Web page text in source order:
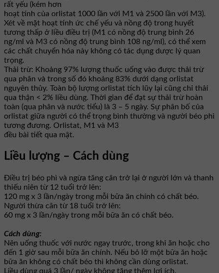
rất yếu (kém hơn
hoạt tính của orlistat 1000 lần với M1 và 2500 lần với M3).
Xét về mặt hoạt tính ức chế yếu và nồng độ trong huyết
tương thấp ở liều điều trị (M1 có nồng độ trung bình 26
ng/ml và M3 có nồng độ trung bình 108 ng/ml), có thể xem
các chất chuyển hóa này không có tác dụng dược lý quan
trọng.
Thải trừ: Khoảng 97% lượng thuốc uống vào được thải trừ
qua phân và trong số đó khoảng 83% dưới dạng orlistat
nguyên thủy. Toàn bộ lượng orlistat tích lũy lại cũng chỉ thải
qua thận < 2% liều dùng. Thời gian để đạt sự thải trừ hoàn
toàn (qua phân và nước tiểu) là 3 – 5 ngày. Sự phân bố của
orlistat giữa người có thể trọng bình thường và người béo phì
tương đương. Orlistat, M1 và M3
đều bài tiết qua mật.
Liều lượng – Cách dùng
Điều trị béo phì và ngừa tăng cân trở lại ở người lớn và thanh
thiếu niên từ 12 tuổi trở lên:
120 mg x 3 lần/ngày trong mỗi bữa ăn chính có chất béo.
Người thừa cân từ 18 tuổi trở lên:
60 mg x 3 lần/ngày trong mỗi bữa ăn có chất béo.
Cách dùng:
Nên uống thuốc với nước ngay trước, trong khi ăn hoặc cho
đến 1 giờ sau mỗi bữa ăn chính. Nếu bỏ lỡ một bữa ăn hoặc
bữa ăn không có chất béo thì không cần dùng orlistat.
Liều dùng quá 3 lần/ ngày không tăng thêm lợi ích.